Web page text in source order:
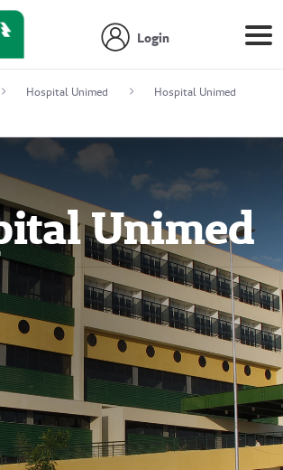
Login
Hospital Unimed
Hospital Unimed
Unimed